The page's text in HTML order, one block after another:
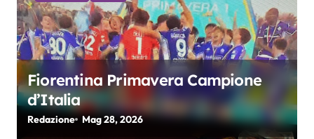
Fiorentina Primavera Campione
d’Italia
Redazione Mag 28, 2026